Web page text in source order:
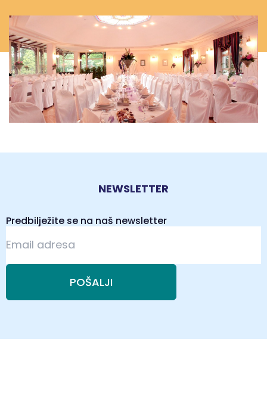
NEWSLETTER
Predbilježite se na naš newsletter
POŠALJI